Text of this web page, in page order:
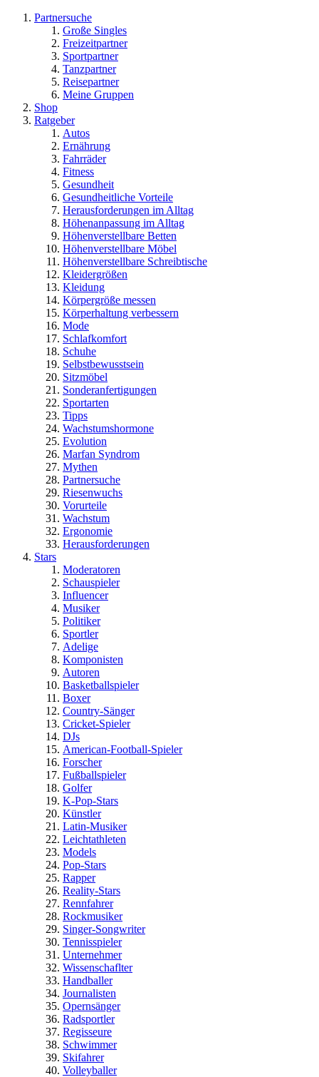
Partnersuche
Große Singles
Freizeitpartner
Sportpartner
Tanzpartner
Reisepartner
Meine Gruppen
Shop
Ratgeber
Autos
Ernährung
Fahrräder
Fitness
Gesundheit
Gesundheitliche Vorteile
Herausforderungen im Alltag
Höhenanpassung im Alltag
Höhenverstellbare Betten
Höhenverstellbare Möbel
Höhenverstellbare Schreibtische
Kleidergrößen
Kleidung
Körpergröße messen
Körperhaltung verbessern
Mode
Schlafkomfort
Schuhe
Selbstbewusstsein
Sitzmöbel
Sonderanfertigungen
Sportarten
Tipps
Wachstumshormone
Evolution
Marfan Syndrom
Mythen
Partnersuche
Riesenwuchs
Vorurteile
Wachstum
Ergonomie
Herausforderungen
Stars
Moderatoren
Schauspieler
Influencer
Musiker
Politiker
Sportler
Adelige
Komponisten
Autoren
Basketballspieler
Boxer
Country-Sänger
Cricket-Spieler
DJs
American-Football-Spieler
Forscher
Fußballspieler
Golfer
K-Pop-Stars
Künstler
Latin-Musiker
Leichtathleten
Models
Pop-Stars
Rapper
Reality-Stars
Rennfahrer
Rockmusiker
Singer-Songwriter
Tennisspieler
Unternehmer
Wissenschaflter
Handballer
Journalisten
Opernsänger
Radsportler
Regisseure
Schwimmer
Skifahrer
Volleyballer